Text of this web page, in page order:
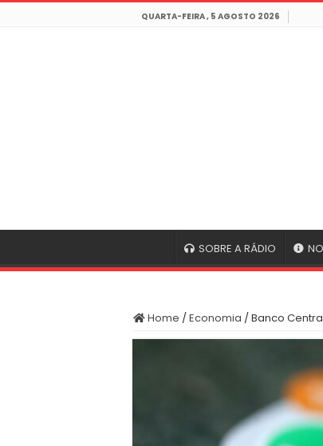
QUARTA-FEIRA , 5 AGOSTO 2026
SOBRE A RÁDIO
Home /Economia /Banco